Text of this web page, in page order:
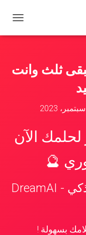
ب
ا
ثلث وانت
الآن
🔮
📱 تطبيق تفسير الأحلام الذكي - DreamAI
بسهولة !